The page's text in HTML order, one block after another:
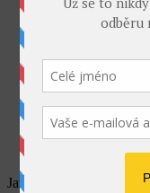
DESET
KONTAKT
Jan lipina-T